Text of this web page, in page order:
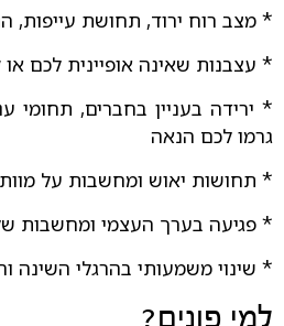
* מצב רוח ירוד, תחושת עייפות,
* עצבנות שאינה אופיינית לכם או
* ירידה בעניין בחברים, תחומי
גרמו לכם הנאה
* תחושות יאוש ומחשבות על מוות
* פגיעה בערך העצמי ומחשבות
* שינוי משמעותי בהרגלי השינה
למי פונים?